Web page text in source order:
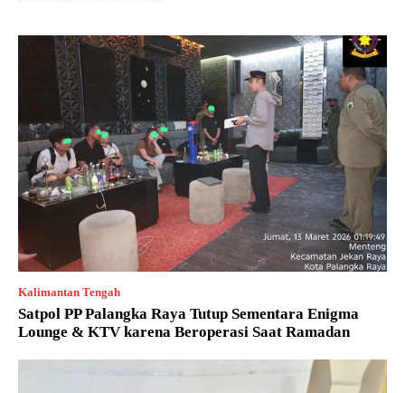
Kalimantan Tengah
Satpol PP Palangka Raya Tutup Sementara Enigma
Lounge & KTV karena Beroperasi Saat Ramadan